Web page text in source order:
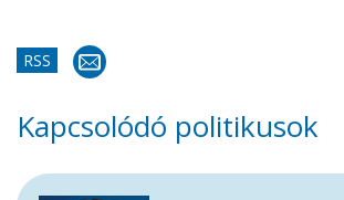
RSS
Kapcsolódó politikusok